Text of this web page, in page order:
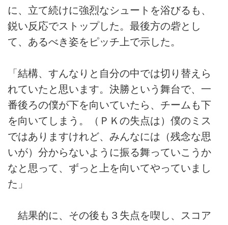
に、立て続けに強烈なシュートを浴びるも、
鋭い反応でストップした。最後方の砦とし
て、あるべき姿をピッチ上で示した。
「結構、すんなりと自分の中では切り替えら
れていたと思います。決勝という舞台で、一
番後ろの僕が下を向いていたら、チームも下
を向いてしまう。（ＰＫの失点は）僕のミス
ではありますけれど、みんなには（残念な思
いが）分からないように振る舞っていこうか
なと思って、ずっと上を向いてやっていまし
た」
結果的に、その後も３失点を喫し、スコア